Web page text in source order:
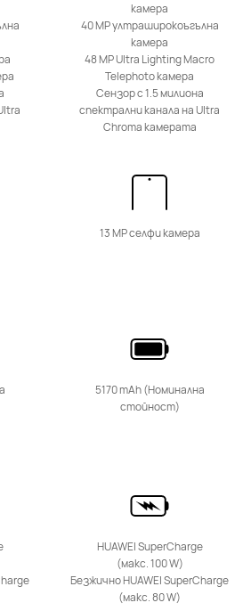
Купи
Купи
HUAWEI nova 13
Научи повече Купи
камера
40 MP ултраширокоъгълна
камера
48 MP Ultra Lighting Macro
Telephoto камера
Сензор с 1.5 милиона
спектрални канала на Ultra
Chroma камерата
13 MP селфи камера
5170 mAh (Номинална
стойност)
HUAWEI SuperCharge
(макс. 100 W)
Безжично HUAWEI SuperCharge
(макс. 80 W)